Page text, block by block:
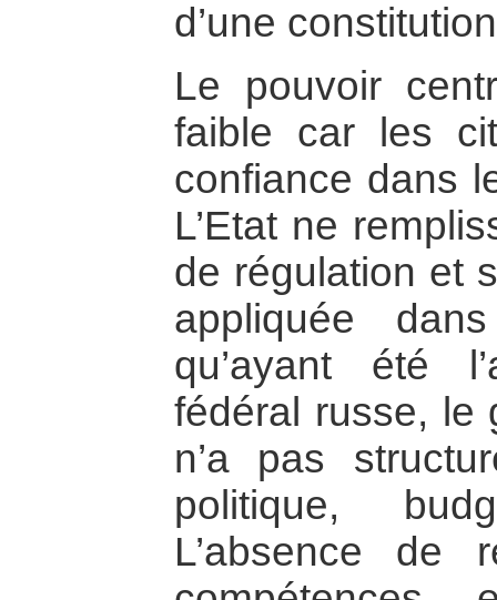
d’une
Le pouvoir
faible car les
confiance dans
L’Etat ne
de régulation et
appliquée
qu’ayant été
fédéral russe, le
n’a pas
politique,
L’absence de